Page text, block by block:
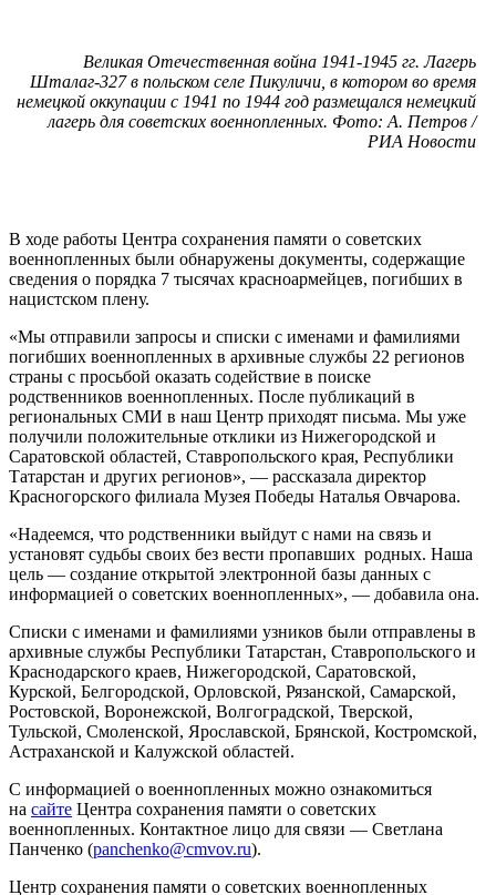
Великая Отечественная война 1941-1945 гг. Лагерь
Шталаг-327 в польском селе Пикуличи, в котором во время
немецкой оккупации с 1941 по 1944 год размещался немецкий
лагерь для советских военнопленных. Фото: А. Петров /
РИА Новости
В ходе работы Центра сохранения памяти о советских
военнопленных были обнаружены документы, содержащие
сведения о порядка 7 тысячах красноармейцев, погибших в
нацистском плену.
«Мы отправили запросы и списки с именами и фамилиями
погибших военнопленных в архивные службы 22 регионов
страны с просьбой оказать содействие в поиске
родственников военнопленных. После публикаций в
региональных СМИ в наш Центр приходят письма. Мы уже
получили положительные отклики из Нижегородской и
Саратовской областей, Ставропольского края, Республики
Татарстан и других регионов», — рассказала директор
Красногорского филиала Музея Победы Наталья Овчарова.
«Надеемся, что родственники выйдут с нами на связь и
установят судьбы своих без вести пропавших родных. Наша
цель — создание открытой электронной базы данных с
информацией о советских военнопленных», — добавила она.
Списки с именами и фамилиями узников были отправлены в
архивные службы Республики Татарстан, Ставропольского и
Краснодарского краев, Нижегородской, Саратовской,
Курской, Белгородской, Орловской, Рязанской, Самарской,
Ростовской, Воронежской, Волгоградской, Тверской,
Тульской, Смоленской, Ярославской, Брянской, Костромской,
Астраханской и Калужской областей.
С информацией о военнопленных можно ознакомиться
на сайте Центра сохранения памяти о советских
военнопленных. Контактное лицо для связи — Светлана
Панченко (panchenko@cmvov.ru).
Центр сохранения памяти о советских военнопленных